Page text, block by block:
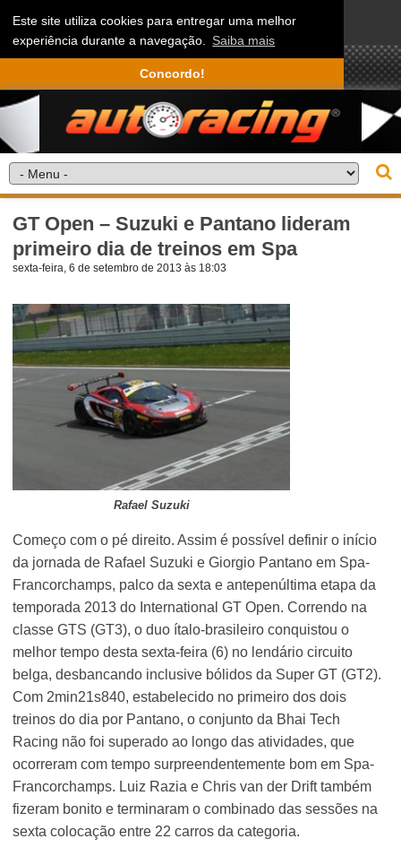
Este site utiliza cookies para entregar uma melhor
experiência durante a navegação. Saiba mais
Concordo!
GT Open – Suzuki e Pantano lideram
primeiro dia de treinos em Spa
sexta-feira, 6 de setembro de 2013 às 18:03
Rafael Suzuki
Começo com o pé direito. Assim é possível definir o início
da jornada de Rafael Suzuki e Giorgio Pantano em Spa-
Francorchamps, palco da sexta e antepenúltima etapa da
temporada 2013 do International GT Open. Correndo na
classe GTS (GT3), o duo ítalo-brasileiro conquistou o
melhor tempo desta sexta-feira (6) no lendário circuito
belga, desbancando inclusive bólidos da Super GT (GT2).
Com 2min21s840, estabelecido no primeiro dos dois
treinos do dia por Pantano, o conjunto da Bhai Tech
Racing não foi superado ao longo das atividades, que
ocorreram com tempo surpreendentemente bom em Spa-
Francorchamps. Luiz Razia e Chris van der Drift também
fizeram bonito e terminaram o combinado das sessões na
sexta colocação entre 22 carros da categoria.